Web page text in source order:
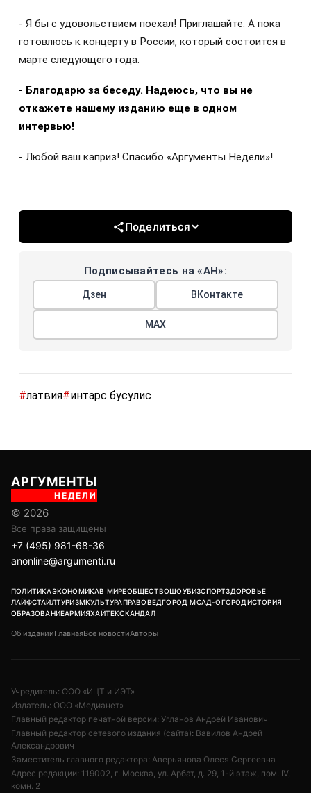
- Я бы с удовольствием поехал! Приглашайте. А пока
готовлюсь к концерту в России, который состоится в
марте следующего года.
- Благодарю за беседу. Надеюсь, что вы не
откажете нашему изданию еще в одном
интервью!
- Любой ваш каприз! Спасибо «Аргументы Недели»!
Поделиться
Подписывайтесь на «АН»:
Дзен ВКонтакте
МАХ
#латвия#интарс бусулис
АРГУМЕНТЫ
НЕДЕЛИ
© 2026
Все права защищены
+7 (495) 981-68-36
anonline@argumenti.ru
ПОЛИТИКАЭКОНОМИКАВ МИРЕОБЩЕСТВОШОУБИЗСПОРТЗДОРОВЬЕ
ЛАЙФСТАЙЛТУРИЗМКУЛЬТУРАПРАВОВЕДГОРОД МСАД-ОГОРОДИСТОРИЯ
ОБРАЗОВАНИЕАРМИЯХАЙТЕКСКАНДАЛ
Об изданииГлавнаяВсе новостиАвторы
Учредитель: ООО «ИЦТ и ИЭТ»
Издатель: ООО «Медианет»
Главный редактор печатной версии: Угланов Андрей Иванович
Главный редактор сетевого издания (сайта): Вавилов Андрей
Александрович
Заместитель главного редактора: Аверьянова Олеся Сергеевна
Адрес редакции: 119002, г. Москва, ул. Арбат, д. 29, 1-й этаж, пом. IV,
комн. 2